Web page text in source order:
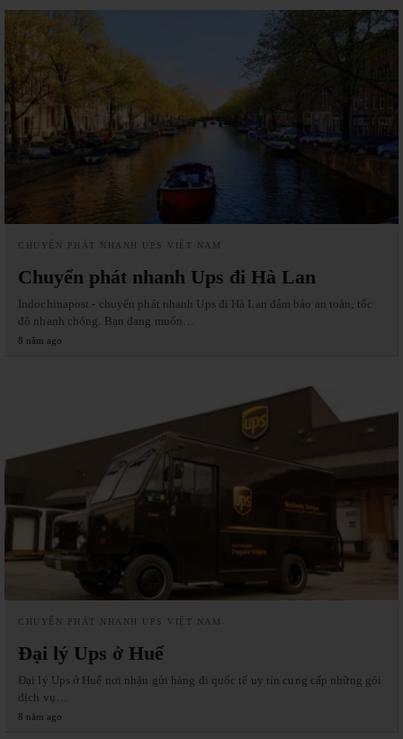
CHUYỂN PHÁT NHANH UPS VIỆT NAM
Chuyển phát nhanh Ups đi Hà Lan
Indochinapost - chuyển phát nhanh Ups đi Hà Lan đảm bảo an toàn, tốc
độ nhanh chóng. Bạn đang muốn…
8 năm ago
CHUYỂN PHÁT NHANH UPS VIỆT NAM
Đại lý Ups ở Huế
Đại lý Ups ở Huế nơi nhận gửi hàng đi quốc tế uy tín cung cấp những gói
dịch vụ…
8 năm ago